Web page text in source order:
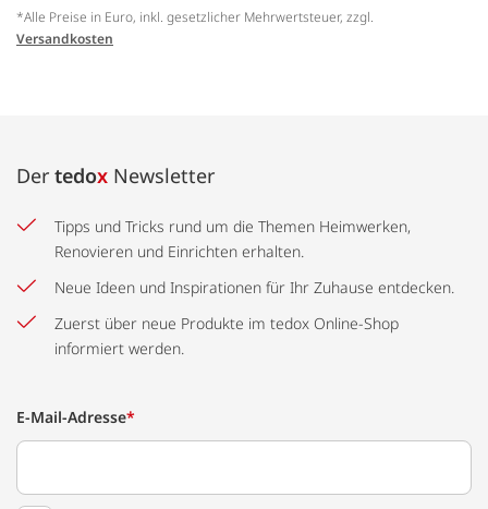
*Alle Preise in Euro, inkl. gesetzlicher Mehrwertsteuer, zzgl.
Versandkosten
Der tedox Newsletter
Tipps und Tricks rund um die Themen Heimwerken,
Renovieren und Einrichten erhalten.
Neue Ideen und Inspirationen für Ihr Zuhause entdecken.
Zuerst über neue Produkte im tedox Online-Shop
informiert werden.
E-Mail-Adresse*